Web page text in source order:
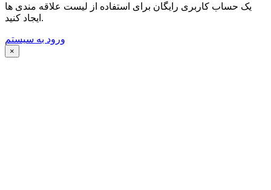
یک حساب کاربری رایگان برای استفاده از لیست علاقه مندی ها
ایجاد کنید.
ورود به سیستم
×